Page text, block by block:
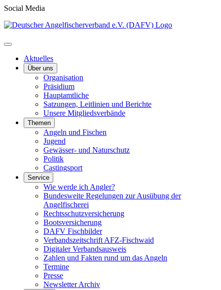
Social Media
Aktuelles
Über uns
Organisation
Präsidium
Hauptamtliche
Satzungen, Leitlinien und Berichte
Unsere Mitgliedsverbände
Themen
Angeln und Fischen
Jugend
Gewässer- und Naturschutz
Politik
Castingsport
Service
Wie werde ich Angler?
Bundesweite Regelungen zur Ausübung der
Angelfischerei
Rechtsschutzversicherung
Bootsversicherung
DAFV Fischbilder
Verbandszeitschrift AFZ-Fischwaid
Digitaler Verbandsausweis
Zahlen und Fakten rund um das Angeln
Termine
Presse
Newsletter Archiv